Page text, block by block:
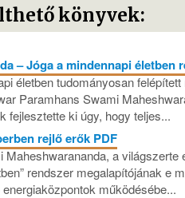
könyvek:
– Jóga a mindennapi életben
életben tudományosan felépített
Paramhans Swami
fejlesztette ki úgy, hogy teljes...
rejlő erők PDF
a világszerte
rendszer megalapítójának e
működésébe...